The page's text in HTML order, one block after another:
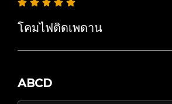
โคมไฟติดเพดาน
ABCD